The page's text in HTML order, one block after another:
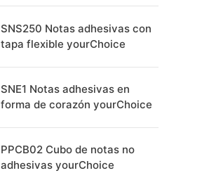
SNS250 Notas adhesivas con
tapa flexible yourChoice
SNE1 Notas adhesivas en
forma de corazón yourChoice
PPCB02 Cubo de notas no
adhesivas yourChoice